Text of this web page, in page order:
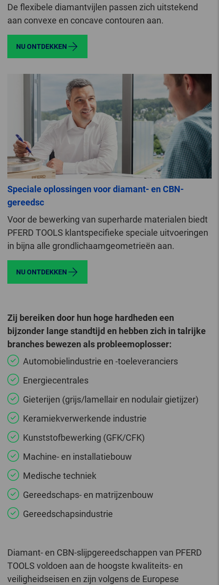
De flexibele diamantvijlen passen zich uitstekend
aan convexe en concave contouren aan.
NU ONTDEKKEN
Speciale oplossingen voor diamant- en CBN-
gereedsc
Voor de bewerking van superharde materialen biedt
PFERD TOOLS klantspecifieke speciale uitvoeringen
in bijna alle grondlichaamgeometrieën aan.
NU ONTDEKKEN
Zij bereiken door hun hoge hardheden een
bijzonder lange standtijd en hebben zich in talrijke
branches bewezen als probleemoplosser:
Automobielindustrie en -toeleveranciers
Energiecentrales
Gieterijen (grijs/lamellair en nodulair gietijzer)
Keramiekverwerkende industrie
Kunststofbewerking (GFK/CFK)
Machine- en installatiebouw
Medische techniek
Gereedschaps- en matrijzenbouw
Gereedschapsindustrie
Diamant- en CBN-slijpgereedschappen van PFERD
TOOLS voldoen aan de hoogste kwaliteits- en
veiligheidseisen en zijn volgens de Europese